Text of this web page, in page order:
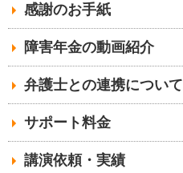
感謝のお手紙
障害年金の動画紹介
弁護士との連携について
サポート料金
講演依頼・実績